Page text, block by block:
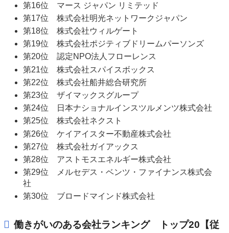
第16位 マース ジャパン リミテッド
第17位 株式会社明光ネットワークジャパン
第18位 株式会社ウィルゲート
第19位 株式会社ポジティブドリームパーソンズ
第20位 認定NPO法人フローレンス
第21位 株式会社スパイスボックス
第22位 株式会社船井総合研究所
第23位 ザイマックスグループ
第24位 日本ナショナルインスツルメンツ株式会社
第25位 株式会社ネクスト
第26位 ケイアイスター不動産株式会社
第27位 株式会社ガイアックス
第28位 アストモスエネルギー株式会社
第29位 メルセデス・ベンツ・ファイナンス株式会
社
第30位 ブロードマインド株式会社
働きがいのある会社ランキング トップ20【従